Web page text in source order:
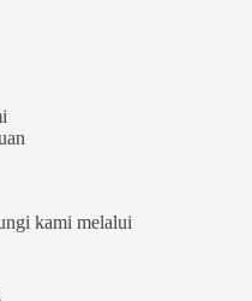
kami melalui